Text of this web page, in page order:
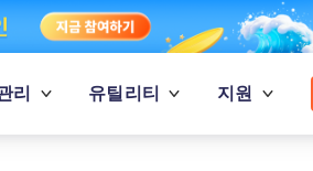
리 유틸리티 지원